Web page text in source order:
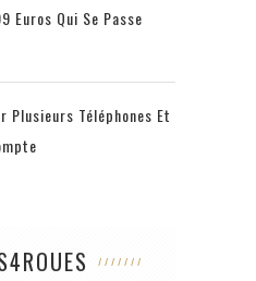
Euros Qui Se Passe
Plusieurs Téléphones Et